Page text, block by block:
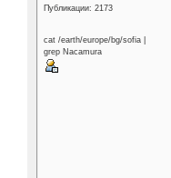
Публикации: 2173
cat /earth/europe/bg/sofia |
grep Nacamura